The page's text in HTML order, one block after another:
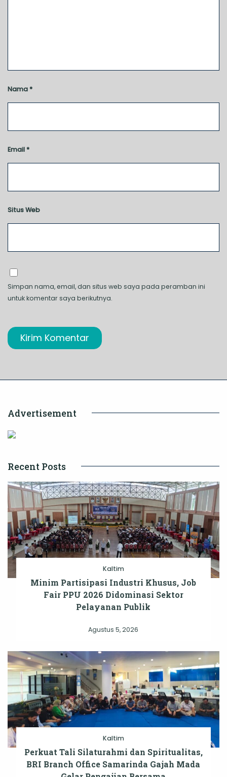
Nama *
Email *
Situs Web
Simpan nama, email, dan situs web saya pada peramban ini
untuk komentar saya berikutnya.
Advertisement
Recent Posts
Kaltim
Minim Partisipasi Industri Khusus, Job
Fair PPU 2026 Didominasi Sektor
Pelayanan Publik
Agustus 5, 2026
Kaltim
Perkuat Tali Silaturahmi dan Spiritualitas,
BRI Branch Office Samarinda Gajah Mada